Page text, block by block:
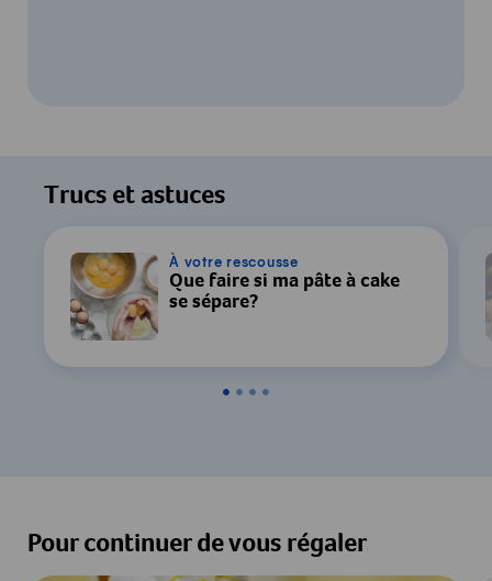
consentement au traitement des données
par YouTube est requis. Pour plus de
confidentialité
Paramètres
Accepter & Afficher
Trucs et astuces
À votre rescousse
Que faire si ma pâte à cake
se sépare?
Pour continuer de vous régaler